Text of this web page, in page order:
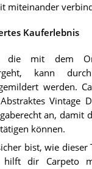
miteinander
Kauferlebnis
die mit dem
kann
werden.
Vintage
an, damit
können.
bist, wie dieser
hilft dir Carpeto